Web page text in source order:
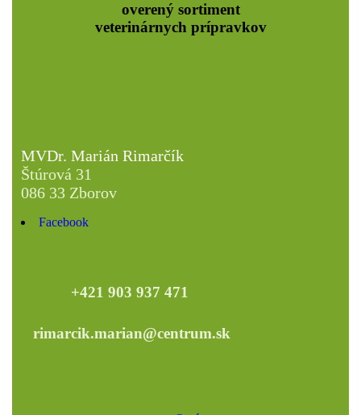
overený sortiment
veterinárnych prípravkov
MVDr. Marián Rimarčík
Štúrová 31
086 33 Zborov
Facebook
+421 903 937 471
rimarcik.marian@centrum.sk